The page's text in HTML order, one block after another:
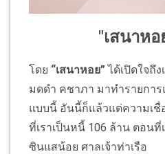
"เสนาห
โดย “เสนาหอย”ได้เปิดใจถึ
มดดำ คชาภา มาทำรายกา
แบบนี้ อันนี้ก็แล้วแต่ความเชื่
ที่เราเป็นหนี้ 106 ล้าน ตอน
ซินแสน้อย ศาลเจ้าท่าเรือ